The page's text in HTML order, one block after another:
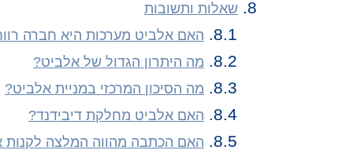
שאלות ותשובות
האם אלביט מערכות היא חברה
מה היתרון הגדול של אלביט?
מה הסיכון המרכזי במניית אלביט?
האם אלביט מחלקת דיבידנד?
האם הכתבה מהווה המלצה לקנות